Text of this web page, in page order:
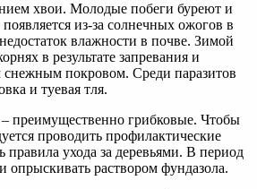
хвои. Молодые побеги буреют и
из-за солнечных ожогов в
влажности в почве. Зимой
в результате запревания и
снежным покровом. Среди паразитов
и туевая тля.
– преимущественно грибковые. Чтобы
проводить профилактические
правила ухода за деревьями. В период
опрыскивать раствором фундазола.